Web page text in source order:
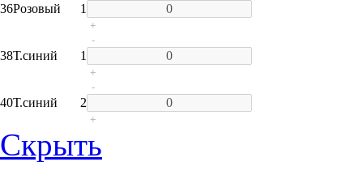
36Розовый 1
+
38Т.синий 1
-
+
40Т.синий 2
-
+
Скрыть